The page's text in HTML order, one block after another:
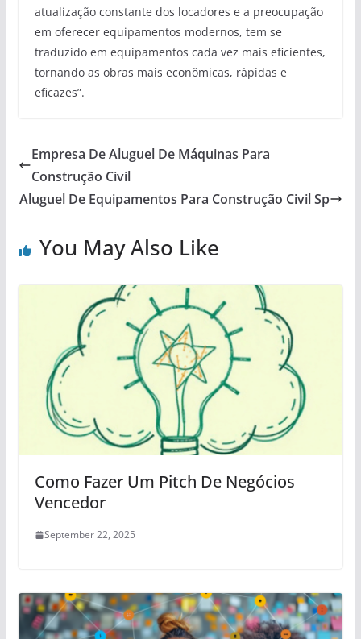
atualização constante dos locadores e a preocupação
em oferecer equipamentos modernos, tem se
traduzido em equipamentos cada vez mais eficientes,
tornando as obras mais econômicas, rápidas e
eficazes”.
Empresa De Aluguel De Máquinas Para
Construção Civil
Aluguel De Equipamentos Para Construção Civil Sp
You May Also Like
Como Fazer Um Pitch De Negócios
Vencedor
September 22, 2025